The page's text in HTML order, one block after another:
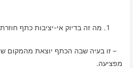
מה זה בדיוק אי-יציבות כתף
– זו בעיה שבה הכתף יוצאת מהמקום
מפציעה.